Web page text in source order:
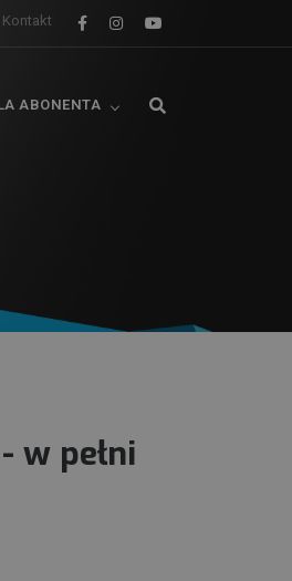
Kontakt
ABONENTA
w pełni